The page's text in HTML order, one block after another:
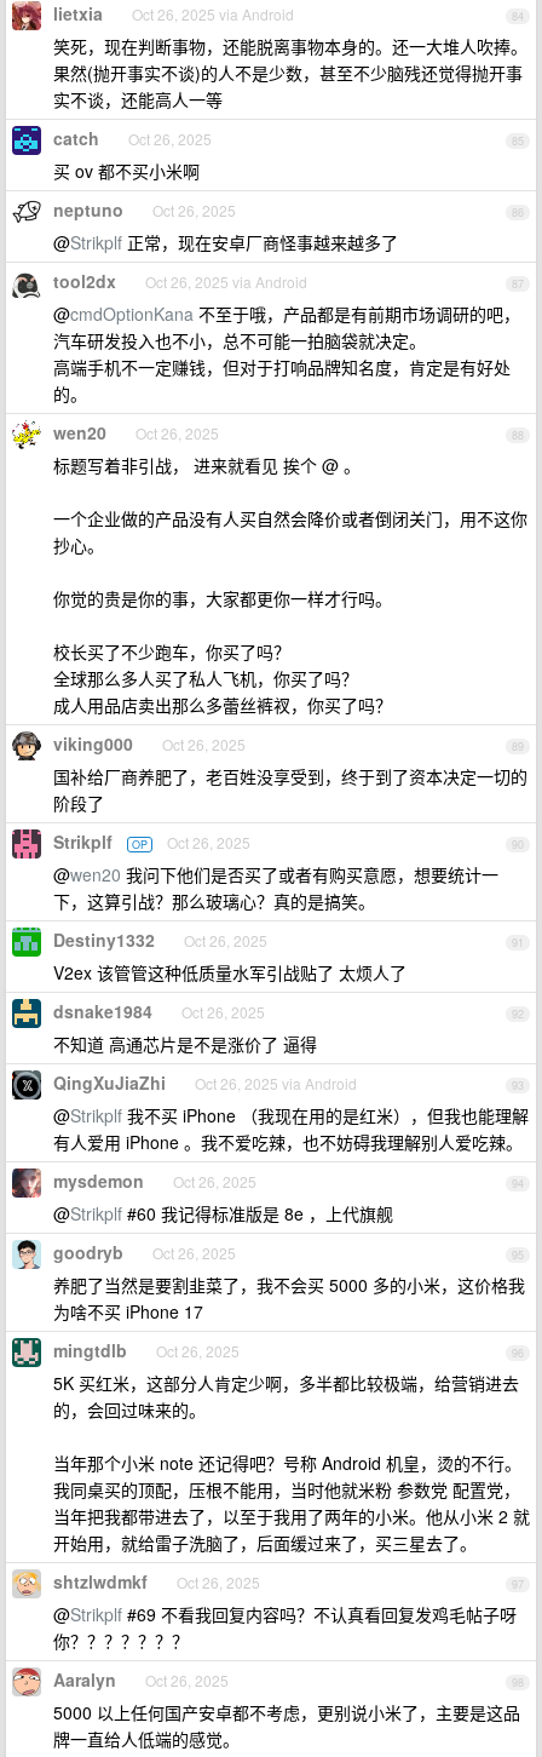
84
lietxia Oct 26, 2025 via Android
笑死，现在判断事物，还能脱离事物本身的。还一大堆人吹捧。
果然(抛开事实不谈)的人不是少数，甚至不少脑残还觉得抛开事
实不谈，还能高人一等
85
catch Oct 26, 2025
买 ov 都不买小米啊
86
neptuno Oct 26, 2025
@Strikplf 正常，现在安卓厂商怪事越来越多了
87
tool2dx Oct 26, 2025 via Android
@cmdOptionKana 不至于哦，产品都是有前期市场调研的吧，
汽车研发投入也不小，总不可能一拍脑袋就决定。
高端手机不一定赚钱，但对于打响品牌知名度，肯定是有好处
的。
88
wen20 Oct 26, 2025
标题写着非引战， 进来就看见 挨个 @ 。
一个企业做的产品没有人买自然会降价或者倒闭关门，用不这你
抄心。
你觉的贵是你的事，大家都更你一样才行吗。
校长买了不少跑车，你买了吗？
全球那么多人买了私人飞机，你买了吗？
成人用品店卖出那么多蕾丝裤衩，你买了吗？
89
viking000 Oct 26, 2025
国补给厂商养肥了，老百姓没享受到，终于到了资本决定一切的
阶段了
90
Strikplf OP Oct 26, 2025
@wen20 我问下他们是否买了或者有购买意愿，想要统计一
下，这算引战？那么玻璃心？真的是搞笑。
91
Destiny1332 Oct 26, 2025
V2ex 该管管这种低质量水军引战贴了 太烦人了
92
dsnake1984 Oct 26, 2025
不知道 高通芯片是不是涨价了 逼得
93
QingXuJiaZhi Oct 26, 2025 via Android
@Strikplf 我不买 iPhone （我现在用的是红米），但我也能理解
有人爱用 iPhone 。我不爱吃辣，也不妨碍我理解别人爱吃辣。
94
mysdemon Oct 26, 2025
@Strikplf #60 我记得标准版是 8e ，上代旗舰
95
goodryb Oct 26, 2025
养肥了当然是要割韭菜了，我不会买 5000 多的小米，这价格我
为啥不买 iPhone 17
96
mingtdlb Oct 26, 2025
5K 买红米，这部分人肯定少啊，多半都比较极端，给营销进去
的，会回过味来的。
当年那个小米 note 还记得吧？号称 Android 机皇，烫的不行。
我同桌买的顶配，压根不能用，当时他就米粉 参数党 配置党，
当年把我都带进去了，以至于我用了两年的小米。他从小米 2 就
开始用，就给雷子洗脑了，后面缓过来了，买三星去了。
97
shtzlwdmkf Oct 26, 2025
@Strikplf #69 不看我回复内容吗？不认真看回复发鸡毛帖子呀
你？？？？？？？
98
Aaralyn Oct 26, 2025
5000 以上任何国产安卓都不考虑，更别说小米了，主要是这品
牌一直给人低端的感觉。